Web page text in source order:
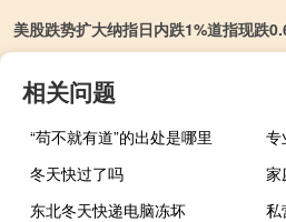
美股跌势扩大纳指日内跌1%道指现跌
相关问题
“苟不就有道”的出处是哪里
冬天快过了吗
家
东北冬天快递电脑冻坏
私